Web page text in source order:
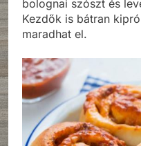
bolognai szószt és
Kezdők is bátran
maradhat el.